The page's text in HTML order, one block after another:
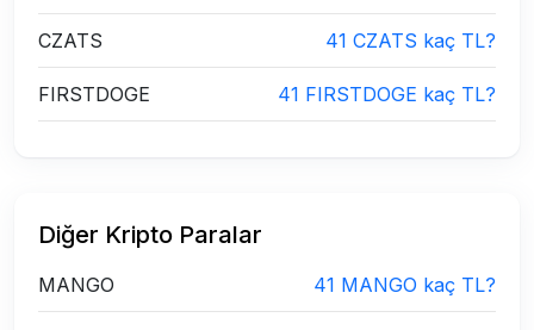
CZATS 41 CZATS kaç TL?
FIRSTDOGE 41 FIRSTDOGE kaç TL?
Diğer Kripto Paralar
MANGO 41 MANGO kaç TL?